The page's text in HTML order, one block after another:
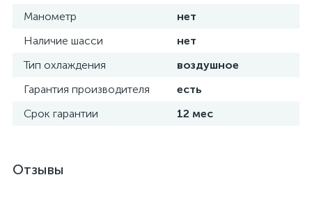
Манометр
нет
Наличие шасси
нет
Тип охлаждения
воздушное
Гарантия производителя
есть
Срок гарантии
12 мес
Отзывы